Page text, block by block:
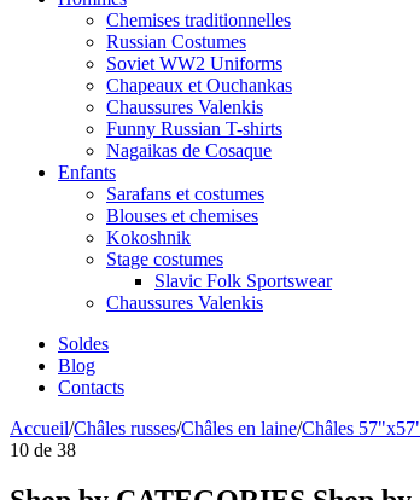
Chemises traditionnelles
Russian Costumes
Soviet WW2 Uniforms
Chapeaux et Ouchankas
Chaussures Valenkis
Funny Russian T-shirts
Nagaikas de Cosaque
Enfants
Sarafans et costumes
Blouses et chemises
Kokoshnik
Stage costumes
Slavic Folk Sportswear
Chaussures Valenkis
Soldes
Blog
Contacts
Accueil/Châles russes/Châles en laine/Châles
10 de 38